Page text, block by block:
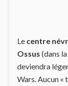
Le centre
Ossus (dans
deviendra
Wars. Aucun «